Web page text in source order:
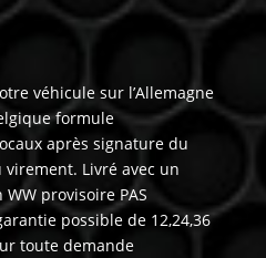
véhicule sur l’Allemagne
formule
après signature du
Livré avec un
provisoire PAS
garantie possible de 12,24,36
toute demande